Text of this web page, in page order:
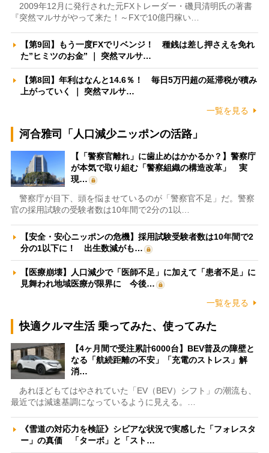
2009年12月に発行された元FXトレーダー・磯貝清明氏の著書
『突然マルサがやって来た！～FXで10億円稼い…
【第9回】もう一度FXでリベンジ！ 種銭は差し押さえを免れ
た”ヒミツのお金” ｜ 突然マルサ…
【第8回】年利はなんと14.6％！ 毎日5万円超の延滞税が積み
上がっていく ｜ 突然マルサ…
一覧を見る
河合雅司「人口減少ニッポンの活路」
【「警察官離れ」に歯止めはかかるか？】警察庁
が本気で取り組む「警察組織の構造改革」 実
現…
警察庁が目下、頭を悩ませているのが「警察官不足」だ。警察
官の採用試験の受験者数は10年間で2分の1以…
【安全・安心ニッポンの危機】採用試験受験者数は10年間で2
分の1以下に！ 出生数減がも…
【医療崩壊】人口減少で「医師不足」に加えて「患者不足」に
見舞われ地域医療が限界に 今後…
一覧を見る
快適クルマ生活 乗ってみた、使ってみた
【4ヶ月間で受注累計6000台】BEV普及の障壁と
なる「航続距離の不安」「充電のストレス」解
消…
あれほどもてはやされていた「EV（BEV）シフト」の潮流も、
最近では減速基調になっているように見える。…
《雪道の対応力を検証》シビアな状況で実感した「フォレスタ
ー」の真価 「ターボ」と「スト…